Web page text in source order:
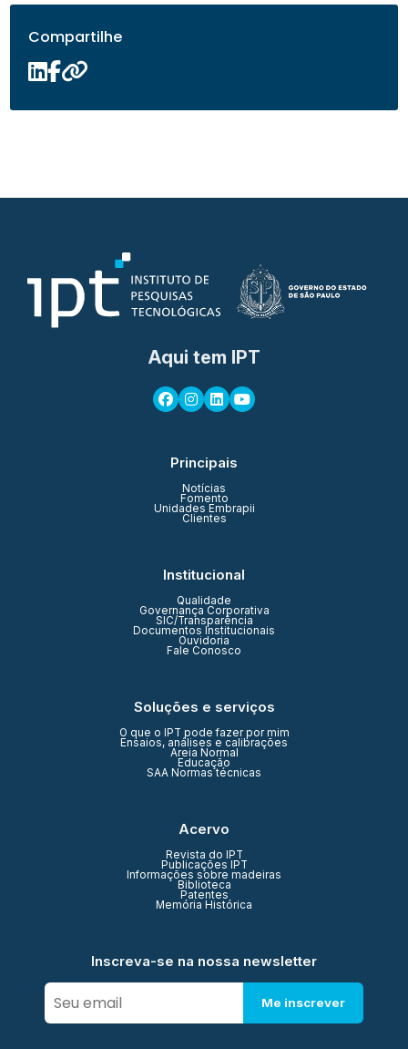
Compartilhe
Aqui tem IPT
Principais
Notícias
Fomento
Unidades Embrapii
Clientes
Institucional
Qualidade
Governança Corporativa
SIC/Transparência
Documentos Institucionais
Ouvidoria
Fale Conosco
Soluções e serviços
O que o IPT pode fazer por mim
Ensaios, análises e calibrações
Areia Normal
Educação
SAA Normas técnicas
Acervo
Revista do IPT
Publicações IPT
Informações sobre madeiras
Biblioteca
Patentes
Memória Histórica
Inscreva-se na nossa newsletter
Me inscrever